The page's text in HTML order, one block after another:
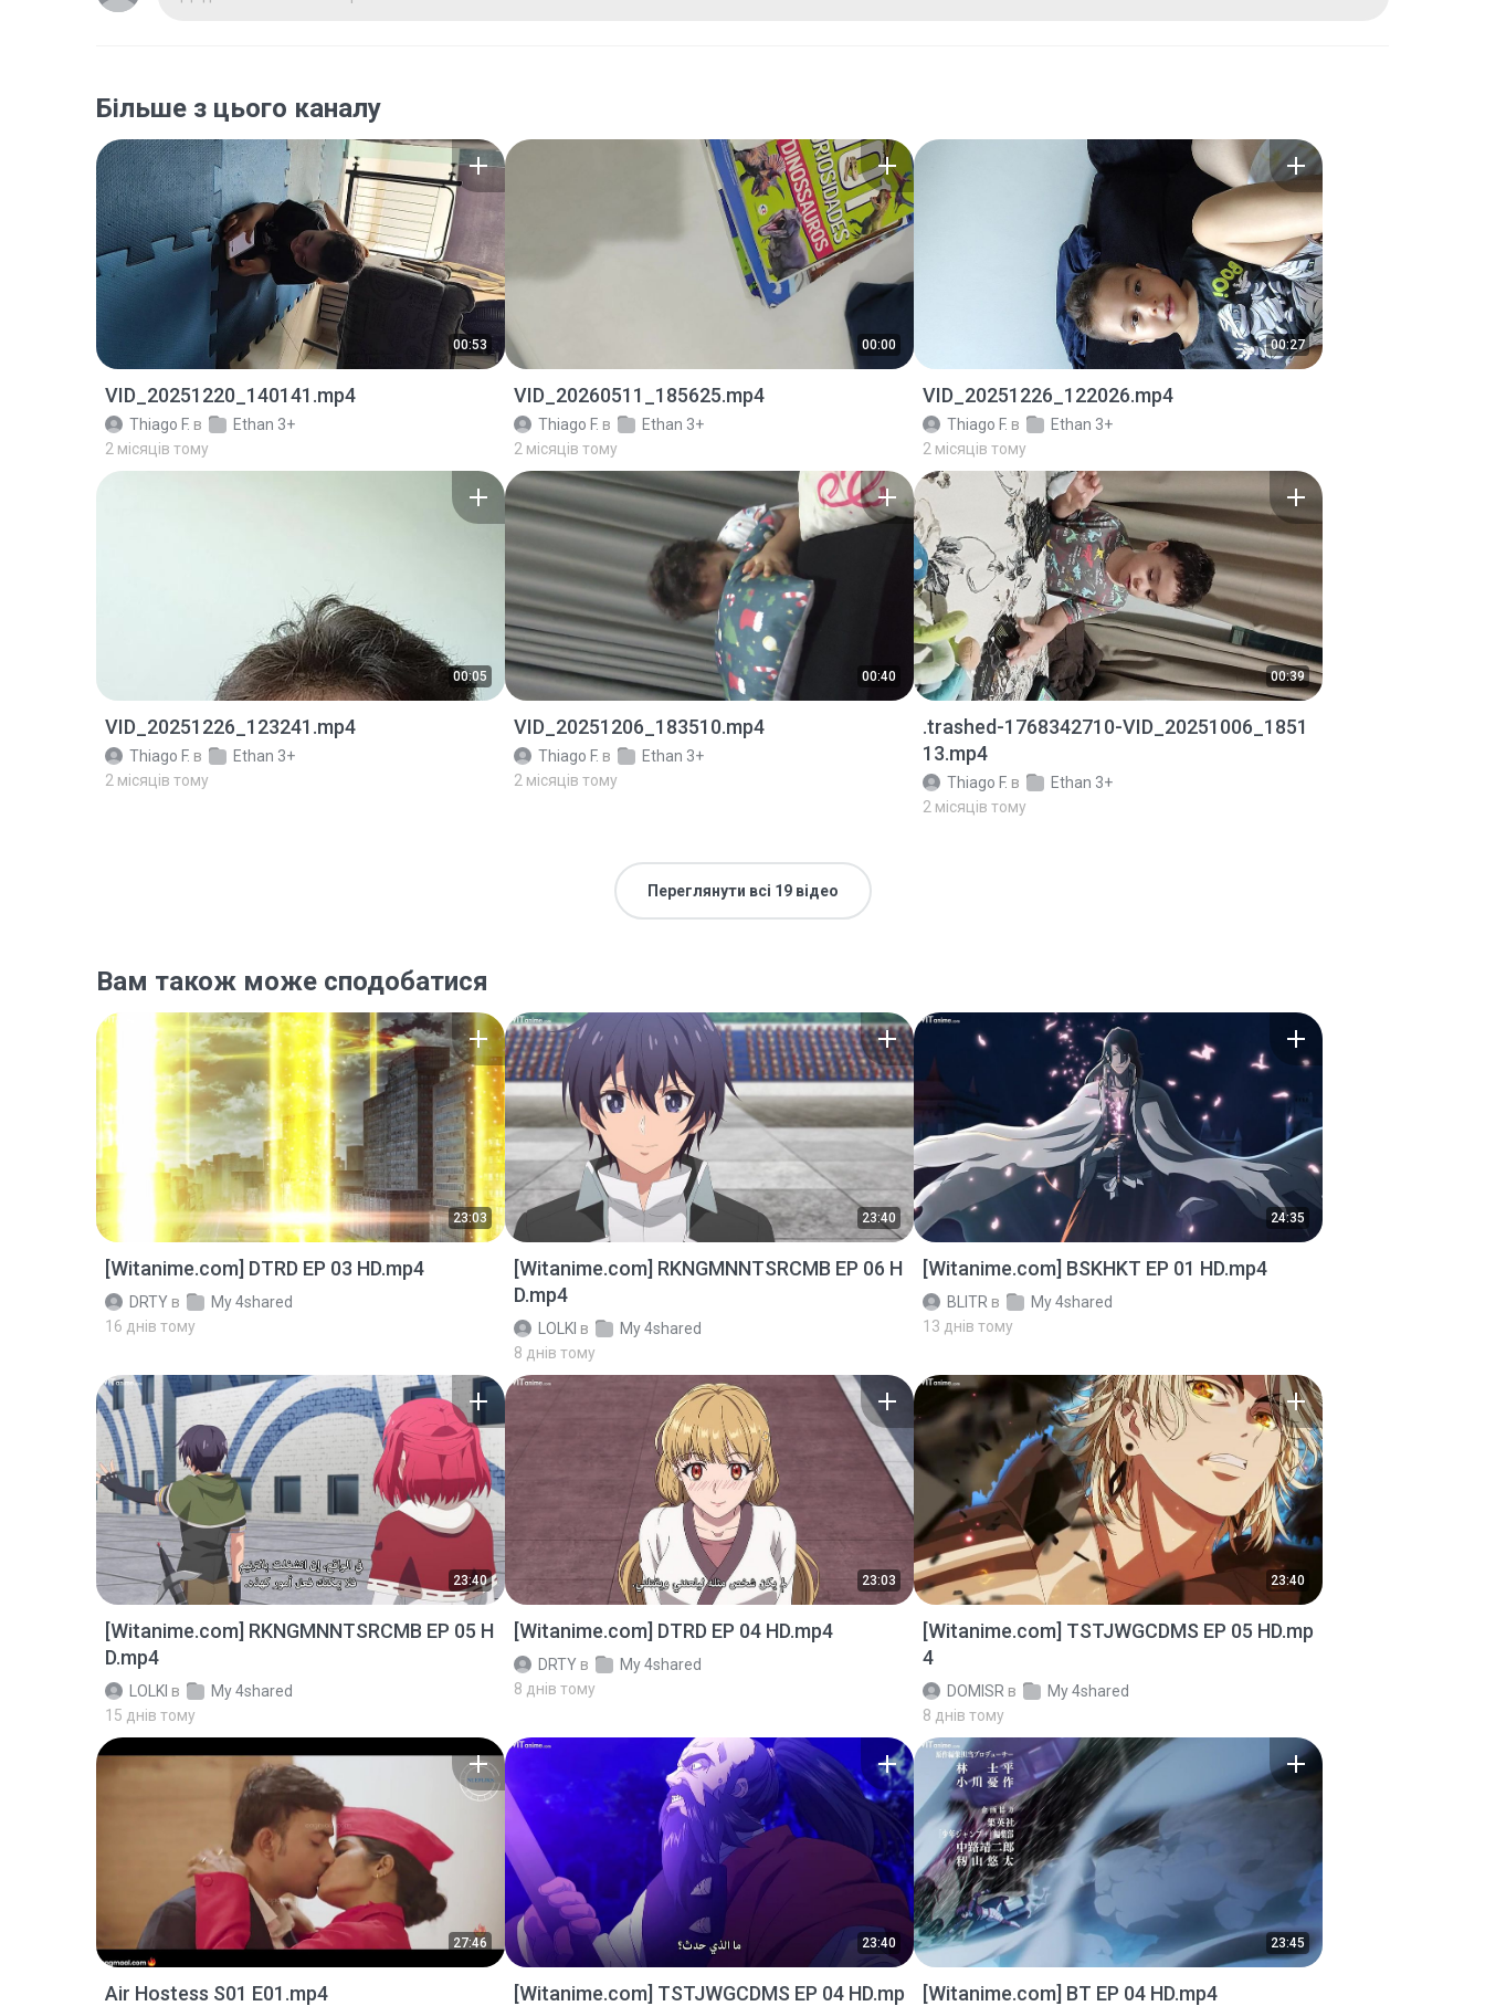
Більше з цього каналу
00:53
VID_20251220_140141.mp4
Thiago F. в
Ethan 3+
2 місяців тому
00:00
VID_20260511_185625.mp4
Thiago F. в
Ethan 3+
2 місяців тому
00:27
VID_20251226_122026.mp4
Thiago F. в
Ethan 3+
2 місяців тому
00:05
VID_20251226_123241.mp4
Thiago F. в
Ethan 3+
2 місяців тому
00:40
VID_20251206_183510.mp4
Thiago F. в
Ethan 3+
2 місяців тому
00:39
.trashed-1768342710-VID_20251006_1851
13.mp4
Thiago F. в
Ethan 3+
2 місяців тому
Переглянути всі 19 відео
Вам також може сподобатися
23:03
[Witanime.com] DTRD EP 03 HD.mp4
DRTY в
My 4shared
16 днів тому
23:40
[Witanime.com] RKNGMNNTSRCMB EP 06 H
D.mp4
LOLKI в
My 4shared
8 днів тому
24:35
[Witanime.com] BSKHKT EP 01 HD.mp4
BLITR в
My 4shared
13 днів тому
23:40
[Witanime.com] RKNGMNNTSRCMB EP 05 H
D.mp4
LOLKI в
My 4shared
15 днів тому
23:03
[Witanime.com] DTRD EP 04 HD.mp4
DRTY в
My 4shared
8 днів тому
23:40
[Witanime.com] TSTJWGCDMS EP 05 HD.mp
4
DOMISR в
My 4shared
8 днів тому
27:46
Air Hostess S01 E01.mp4
23:40
[Witanime.com] TSTJWGCDMS EP 04 HD.mp
23:45
[Witanime.com] BT EP 04 HD.mp4